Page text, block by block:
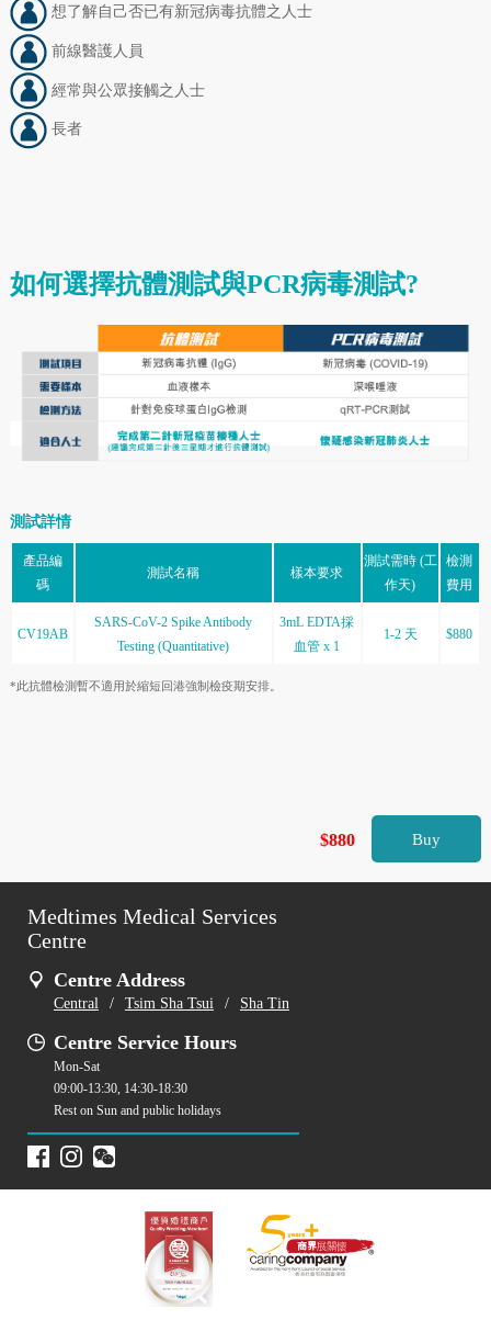
想了解自己否已有新冠病毒抗體之人士
前線醫護人員
經常與公眾接觸之人士
長者
如何選擇抗體測試與PCR病毒測試?
測試詳情
產品編
碼
測試名稱 樣本要求
測試需時 (工
作天)
檢測
費用
CV19AB
SARS-CoV-2 Spike Antibody
Testing (Quantitative)
3mL EDTA採
血管 x 1
1-2 天 $880
*此抗體檢測暫不適用於縮短回港強制檢疫期安排。
Buy
$880
Medtimes Medical Services
Centre
Centre Address
Central / Tsim Sha Tsui / Sha Tin
Centre Service Hours
Mon-Sat
09:00-13:30, 14:30-18:30
Rest on Sun and public holidays